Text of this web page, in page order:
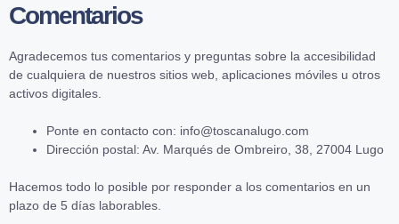
Comentarios
Agradecemos tus comentarios y preguntas sobre la accesibilidad
de cualquiera de nuestros sitios web, aplicaciones móviles u otros
activos digitales.
Ponte en contacto con: info@toscanalugo.com
Dirección postal: Av. Marqués de Ombreiro, 38, 27004 Lugo
Hacemos todo lo posible por responder a los comentarios en un
plazo de 5 días laborables.